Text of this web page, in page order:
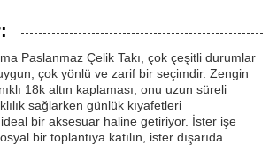
Paslanmaz Çelik Takı, çok çeşitli durumlar
çok yönlü ve zarif bir seçimdir. Zengin
18k altın kaplaması, onu uzun süreli
sağlarken günlük kıyafetleri
bir aksesuar haline getiriyor. İster işe
bir toplantıya katılın, ister dışarıda